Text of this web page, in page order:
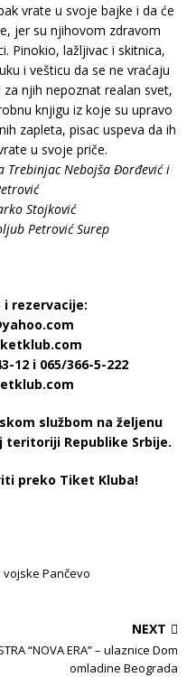
vrate u svoje bajke i da će
jer su njihovom zdravom
Pinokio, lažljivac i skitnica,
i vešticu da se ne vraćaju
njih nepoznat realan svet,
knjigu iz koje su upravo
zapleta, pisac uspeva da ih
u svoje priče.
Nebojša Đorđević i
Stojković
Petrović Surep
i rezervacije:
12 i 065/366-5-222
službom na željenu
teritoriji Republike Srbije.
preko Tiket Kluba!
vojske Pančevo
NEXT
“NOVA ERA” – ulaznice Dom
omladine Beograda